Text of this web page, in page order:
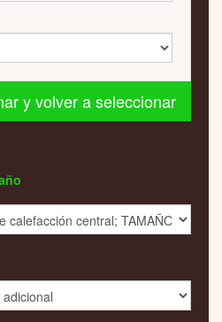
Nux:
tubos cuadrados.
sistemas de calefacción (agua
aprox. 7 semanas